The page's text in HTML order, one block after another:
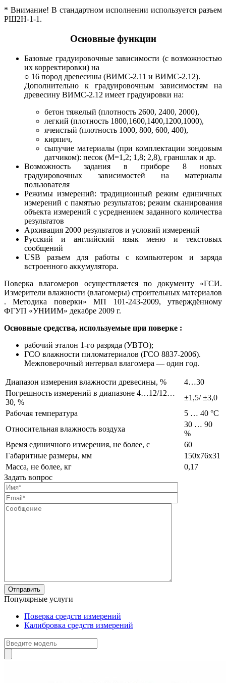
* Внимание! В стандартном исполнении используется разъем
РШ2Н-1-1.
Основные функции
Базовые градуировочные зависимости (с возможностью
их корректировки) на
○ 16 пород древесины (ВИМС-2.11 и ВИМС-2.12).
Дополнительно к градуировочным зависимостям на
древесину ВИМС-2.12 имеет градуировки на:
бетон тяжелый (плотность 2600, 2400, 2000),
легкий (плотность 1800,1600,1400,1200,1000),
ячеистый (плотность 1000, 800, 600, 400),
кирпич,
сыпучие материалы (при комплектации зондовым
датчиком): песок (М=1,2; 1,8; 2,8), граншлак и др.
Возможность задания в приборе 8 новых
градуировочных зависимостей на материалы
пользователя
Режимы измерений: традиционный режим единичных
измерений с памятью результатов; режим сканирования
объекта измерений с усреднением заданного количества
результатов
Архивация 2000 результатов и условий измерений
Русский и английский язык меню и текстовых
сообщений
USB разъем для работы с компьютером и заряда
встроенного аккумулятора.
Поверка влагомеров осуществляется по документу «ГСИ.
Измерители влажности (влагомеры) строительных материалов
. Методика поверки» МП 101-243-2009, утверждённому
ФГУП «УНИИМ» декабре 2009 г.
Основные средства, используемые при поверке :
рабочий эталон 1-го разряда (УВТО);
ГСО влажности пиломатериалов (ГСО 8837-2006).
Межповерочный интервал влагомера — один год.
Диапазон измерения влажности древесины, %
4…30
Погрешность измерений в диапазоне 4…12/12…
30, %
±1,5/ ±3,0
Рабочая температура
5 … 40 °C
Относительная влажность воздуха
30 … 90
%
Время единичного измерения, не более, с
60
Габаритные размеры, мм
150х76х31
Масса, не более, кг
0,17
Задать вопрос
Популярные услуги
Поверка средств измерений
Калибровка средств измерений